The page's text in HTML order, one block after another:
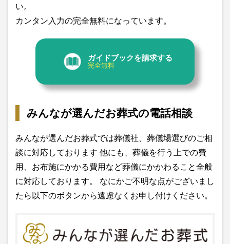
い。
カンタン入力の完全無料になっています。
ガイドブックを請求する
完全無料
みんなが選んだお葬式の電話相談
みんなが選んだお葬式では葬儀社、葬儀場選びのご相
談に対応しております 他にも、葬儀を行う上での費
用、お布施にかかる費用など葬儀にかかわること全般
に対応しております。 なにかご不明な点がございまし
たら以下のボタンから遠慮なくお申し付けください。